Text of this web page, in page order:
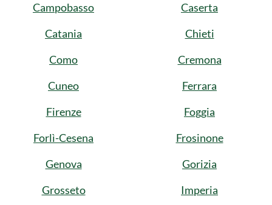
Campobasso
Caserta
Catania
Chieti
Como
Cremona
Cuneo
Ferrara
Firenze
Foggia
Forlì-Cesena
Frosinone
Genova
Gorizia
Grosseto
Imperia